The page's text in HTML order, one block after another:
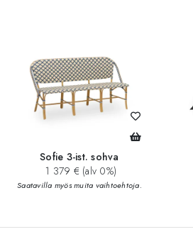
Sofie 3-ist. sohva
1 379 € (alv 0%)
Saatavilla myös muita vaihtoehtoja.